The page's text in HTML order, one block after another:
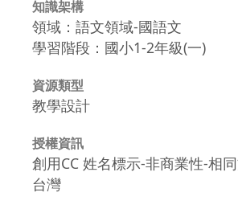
知識架構
領域：語文領域-國語文
學習階段：國小1-2年級(一)
資源類型
教學設計
授權資訊
創用CC 姓名標示-非商業性-相
台灣